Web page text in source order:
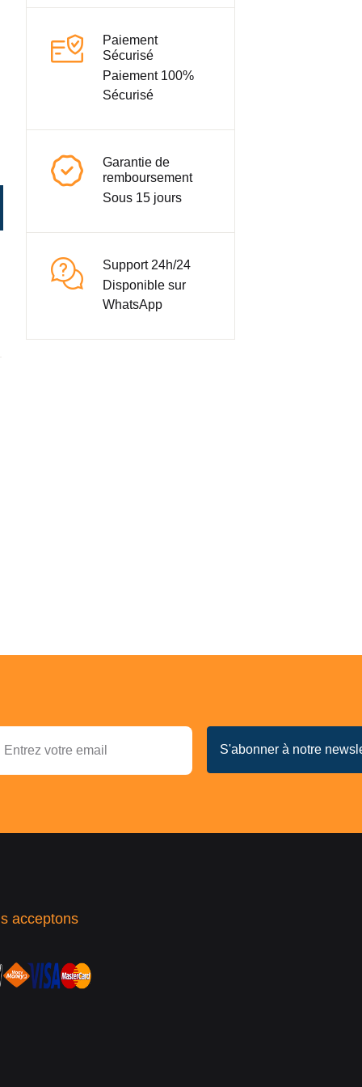
Paiement
Sécurisé
Paiement 100%
Sécurisé
Garantie de
remboursement
Sous 15 jours
Support 24h/24
Disponible sur
WhatsApp
acceptons